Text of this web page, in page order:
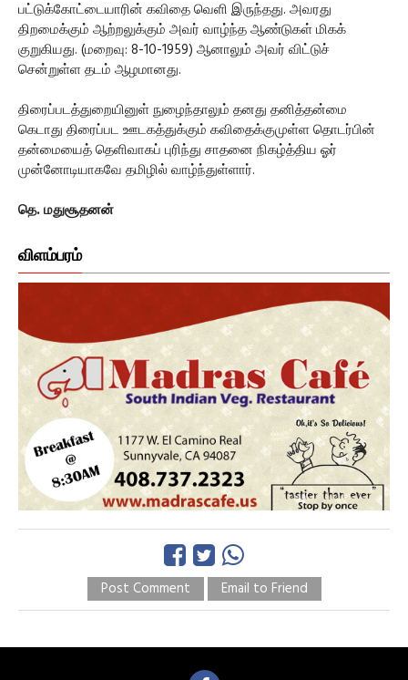
பட்டுக்கோட்டையாரின் கவிதை வெளி இருந்தது. அவரது
திறமைக்கும் ஆற்றலுக்கும் அவர் வாழ்ந்த ஆண்டுகள் மிகக்
குறுகியது. (மறைவு: 8-10-1959) ஆனாலும் அவர் விட்டுச்
சென்றுள்ள தடம் ஆழமானது.
திரைப்படத்துறையினுள் நுழைந்தாலும் தனது தனித்தன்மை
கெடாது திரைப்பட ஊடகத்துக்கும் கவிதைக்குமுள்ள தொடர்பின்
தன்மையைத் தெளிவாகப் புரிந்து சாதனை நிகழ்த்திய ஓர்
முன்னோடியாகவே தமிழில் வாழ்ந்துள்ளார்.
தெ. மதுசூதனன்
விளம்பரம்
Post Comment Email to Friend